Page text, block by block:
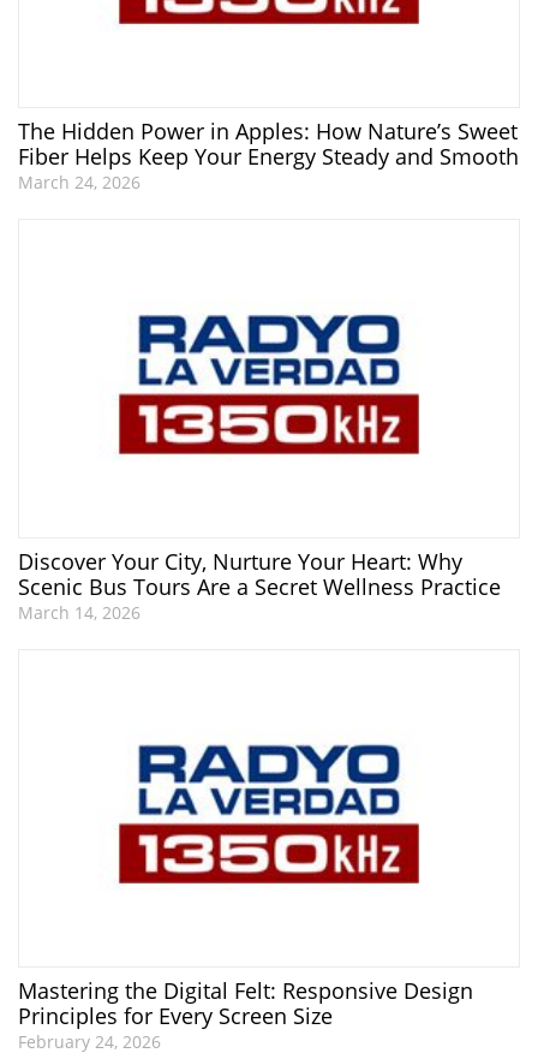
The Hidden Power in Apples: How Nature’s Sweet
Fiber Helps Keep Your Energy Steady and Smooth
March 24, 2026
Discover Your City, Nurture Your Heart: Why
Scenic Bus Tours Are a Secret Wellness Practice
March 14, 2026
Mastering the Digital Felt: Responsive Design
Principles for Every Screen Size
February 24, 2026